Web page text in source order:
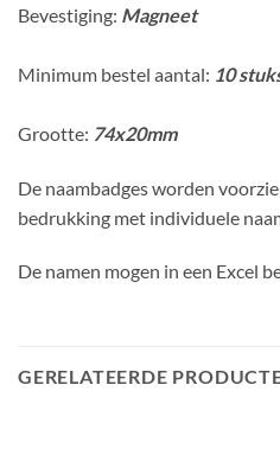
Bevestiging: Magneet
Minimum bestel aantal: 10
Grootte: 74x20mm
De naambadges worden
bedrukking met individuele
De namen mogen in een Excel
GERELATEERDE